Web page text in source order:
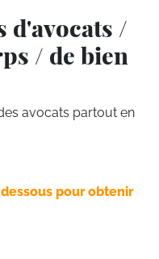
d'avocats /
/ de bien
avocats partout en
pour obtenir